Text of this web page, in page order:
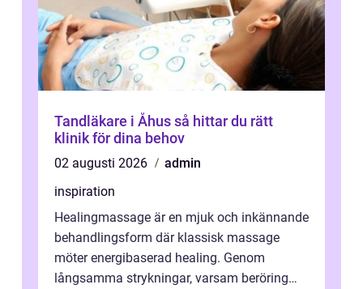
Tandläkare i Åhus så hittar du rätt
klinik för dina behov
02 augusti 2026
admin
inspiration
Healingmassage är en mjuk och inkännande
behandlingsform där klassisk massage
möter energibaserad healing. Genom
långsamma strykningar, varsam beröring